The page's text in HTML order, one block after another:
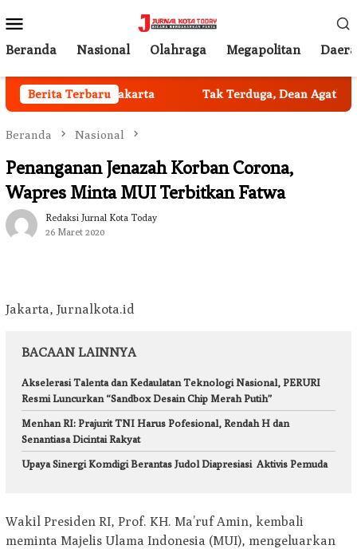
ke
kontenMobile
Beranda Nasional Olahraga Megapolitan
Berita Terbaru
Coating Mobil Jakarta Tak Terduga, Dean Agatha
Beranda Nasional
Penanganan Jenazah Korban Corona,
Wapres Minta MUI Terbitkan Fatwa
Redaksi Jurnal Kota Today
26 Maret 2020
Jakarta, Jurnalkota.id
BACAAN LAINNYA
Akselerasi Talenta dan Kedaulatan Teknologi Nasional, PERURI
Resmi Luncurkan “Sandbox Desain Chip Merah Putih”
Menhan RI: Prajurit TNI Harus Pofesional, Rendah H dan
Senantiasa Dicintai Rakyat
Upaya Sinergi Komdigi Berantas Judol Diapresiasi Aktivis Pemuda
Wakil Presiden RI, Prof. KH. Ma’ruf Amin, kembali
meminta Majelis Ulama Indonesia (MUI), mengeluarkan